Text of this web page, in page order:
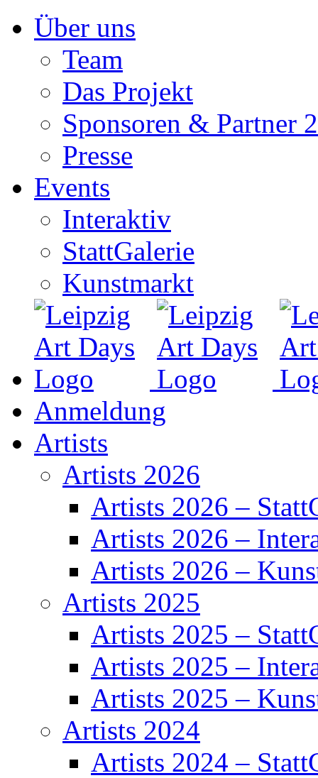
Inhalt
springenÜber uns
Team
Das Projekt
Sponsoren & Partner
Presse
Events
Interaktiv
StattGalerie
Kunstmarkt
Anmeldung
Artists
Artists 2026
Artists 2026 –
Artists 2026 –
Artists 2026 –
Artists 2025
Artists 2025 –
Artists 2025 –
Artists 2025 –
Artists 2024
Artists 2024 –